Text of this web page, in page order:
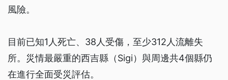
風險。
目前已知1人死亡、38人受傷，至少312人流離失
所。災情最嚴重的西吉縣（Sigi）與周邊共4個縣仍
在進行全面受災評估。